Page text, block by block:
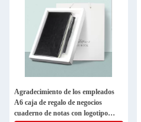
Agradecimiento de los empleados
A6 caja de regalo de negocios
cuaderno de notas con logotipo